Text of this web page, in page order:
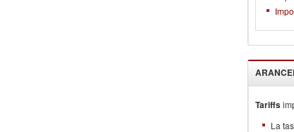
Tariffs
La